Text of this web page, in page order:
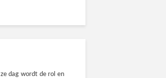
dag wordt de rol en